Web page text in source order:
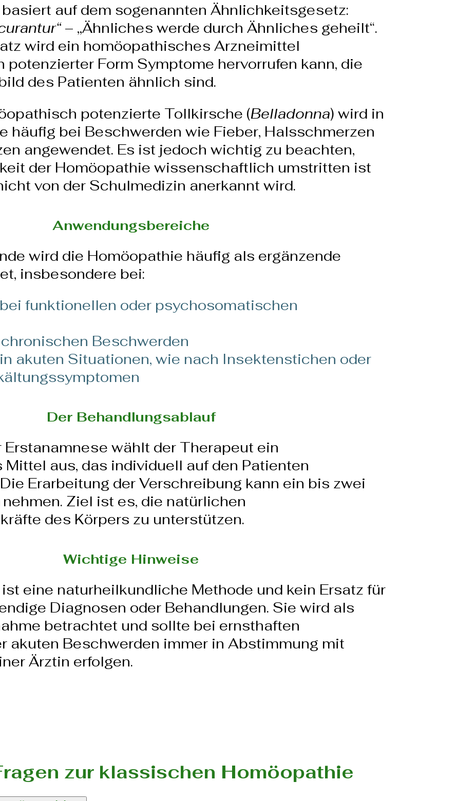
auf dem sogenannten Ähnlichkeitsgesetz:
– „Ähnliches werde durch Ähnliches geheilt“.
wird ein homöopathisches Arzneimittel
potenzierter Form Symptome hervorrufen kann, die
des Patienten ähnlich sind.
potenzierte Tollkirsche (Belladonna) wird in
häufig bei Beschwerden wie Fieber, Halsschmerzen
angewendet. Es ist jedoch wichtig zu beachten,
der Homöopathie wissenschaftlich umstritten ist
von der Schulmedizin anerkannt wird.
Anwendungsbereiche
wird die Homöopathie häufig als ergänzende
insbesondere bei:
funktionellen oder psychosomatischen
Beschwerden
akuten Situationen, wie nach Insektenstichen oder
Der Behandlungsablauf
Erstanamnese wählt der Therapeut ein
aus, das individuell auf den Patienten
Erarbeitung der Verschreibung kann ein bis zwei
Ziel ist es, die natürlichen
des Körpers zu unterstützen.
Wichtige Hinweise
eine naturheilkundliche Methode und kein Ersatz für
Diagnosen oder Behandlungen. Sie wird als
betrachtet und sollte bei ernsthaften
akuten Beschwerden immer in Abstimmung mit
Ärztin erfolgen.
zur klassischen Homöopathie